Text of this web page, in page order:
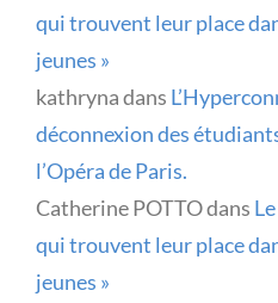
qui trouvent leur place
jeunes »
kathrynadans
déconnexion des
l’Opéra de Paris.
Catherine POTTOdans
qui trouvent leur place
jeunes »